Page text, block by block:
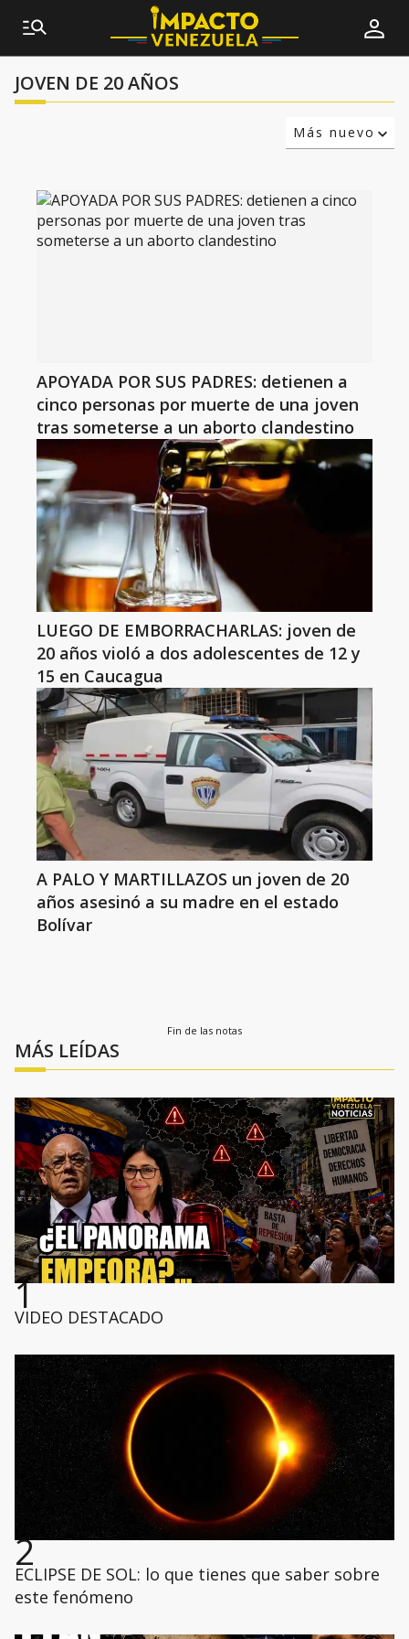
JOVEN DE 20 AÑOS
Más nuevo
APOYADA POR SUS PADRES: detienen a
cinco personas por muerte de una joven
tras someterse a un aborto clandestino
LUEGO DE EMBORRACHARLAS: joven de
20 años violó a dos adolescentes de 12 y
15 en Caucagua
A PALO Y MARTILLAZOS un joven de 20
años asesinó a su madre en el estado
Bolívar
Fin de las notas
MÁS LEÍDAS
1
VIDEO DESTACADO
2
ECLIPSE DE SOL: lo que tienes que saber sobre
este fenómeno